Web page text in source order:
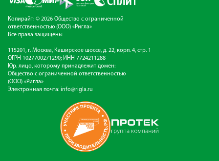
Копирайт: © 2026 Общество с ограниченной
ответственностью (ООО) «Ригла»
Все права защищены
115201, г. Москва, Каширское шоссе, д. 22, корп. 4, стр. 1
ОГРН 1027700271290; ИНН 7724211288
Юр. лицо, которому принадлежит домен:
Общество с ограниченной ответственностью
(ООО) «Ригла»
Электронная почта: info@rigla.ru